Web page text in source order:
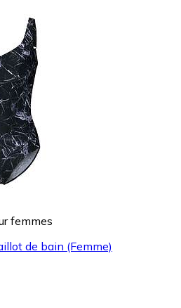
femmes
de bain (Femme)